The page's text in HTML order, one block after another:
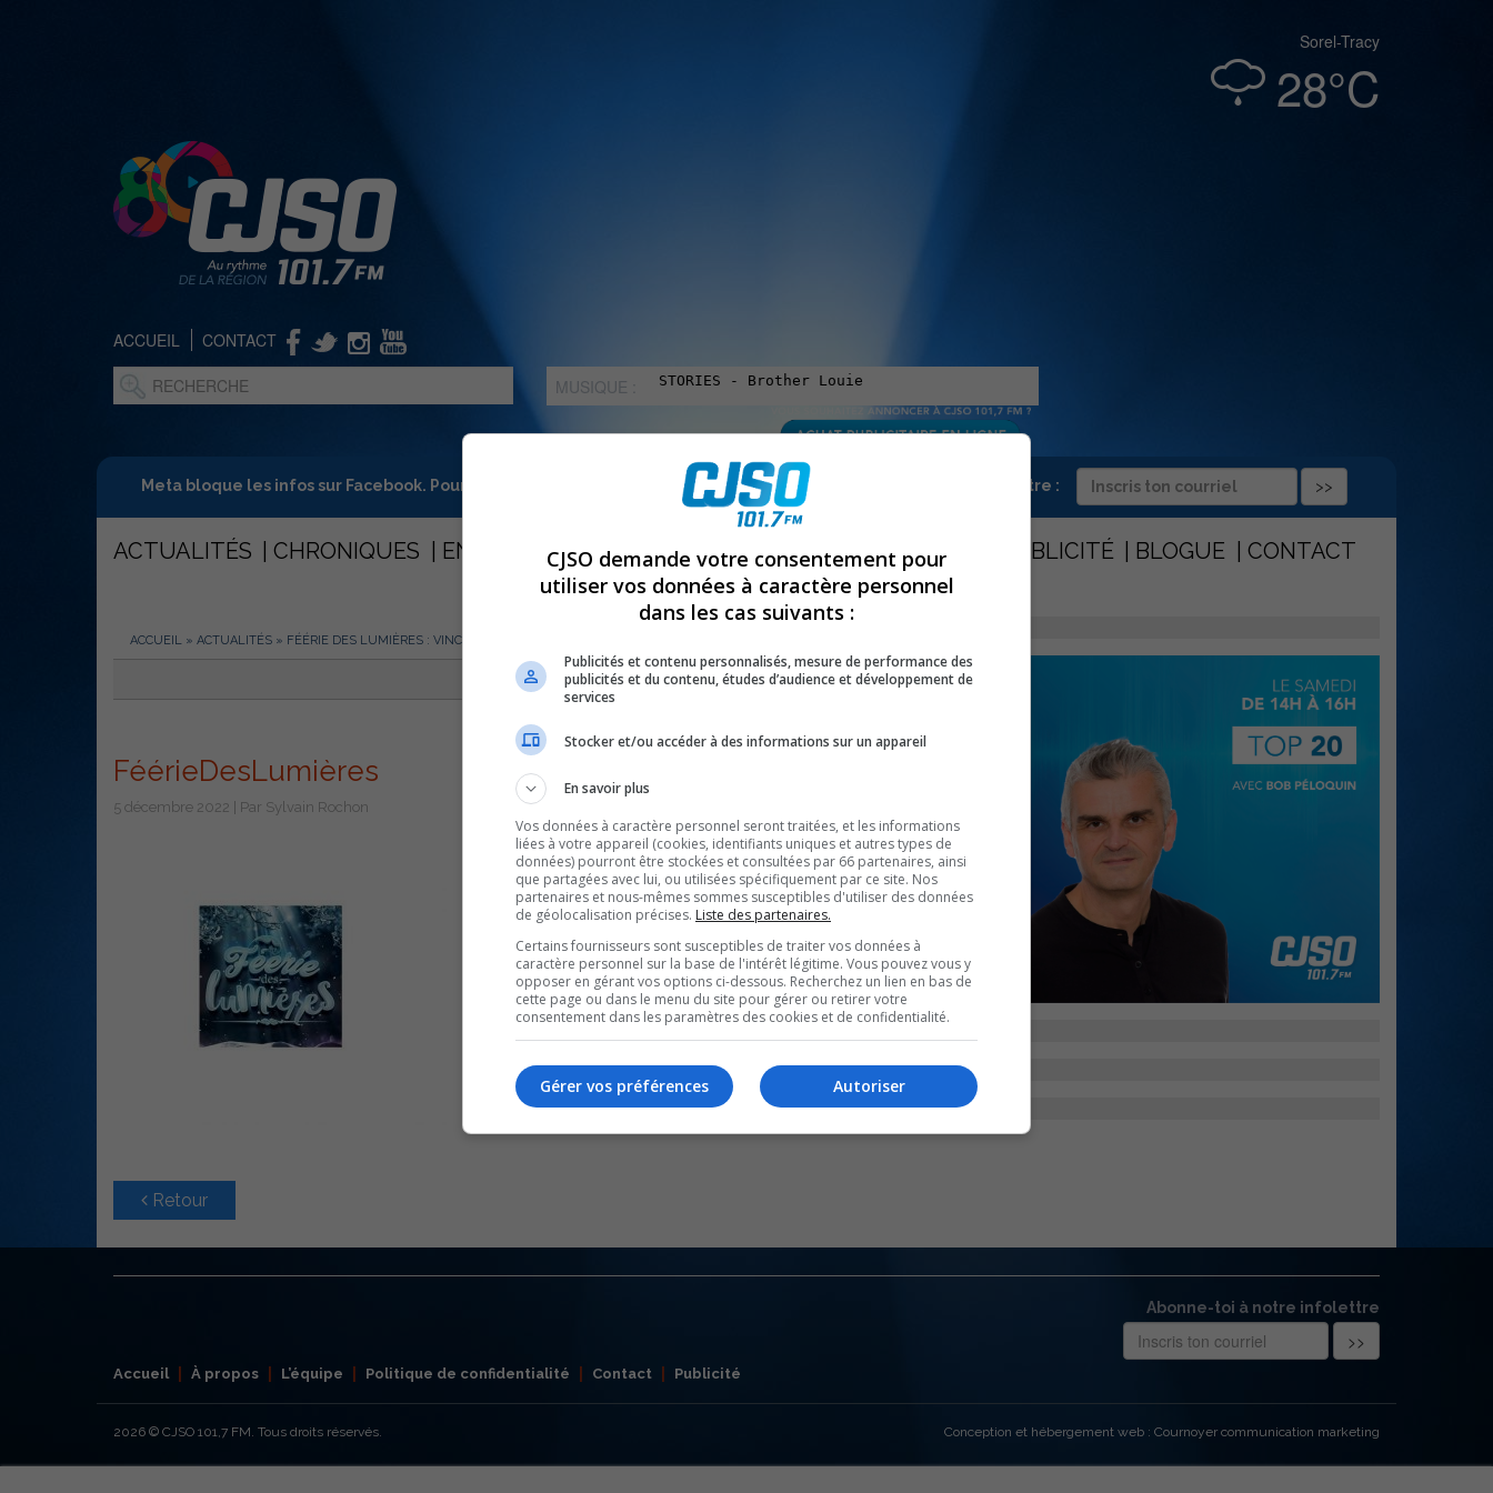
Sorel-Tracy
28°C
ACCUEIL CONTACT
MUSIQUE :
Meta bloque les infos sur Facebook. Pour ne rien manquer à Sorel-Tracy et la région, abonne-toi à notre infolettre :
ACTUALITÉS CHRONIQUES ENTREVUES OPINION ÉMISSIONS CONCOURS PUBLICITÉ BLOGUE CONTACT
ACCUEIL » ACTUALITÉS » FÉÉRIE DES LUMIÈRES : VINCENT DEGUISE RAVI DE LA 9E ÉDITION
PARTAGEZ
FéérieDesLumières
5 décembre 2022 | Par Sylvain Rochon
Retour
Abonne-toi à notre infolettre
Accueil À propos L’équipe Politique de confidentialité Contact Publicité
2026 © CJSO 101,7 FM. Tous droits réservés. Conception et hébergement web : Cournoyer communication marketing
CJSO demande votre consentement pour
utiliser vos données à caractère personnel
dans les cas suivants :
Publicités et contenu personnalisés, mesure de performance des
publicités et du contenu, études d’audience et développement de
services
Stocker et/ou accéder à des informations sur un appareil
En savoir plus
Vos données à caractère personnel seront traitées, et les informations
liées à votre appareil (cookies, identifiants uniques et autres types de
données) pourront être stockées et consultées par 66 partenaires, ainsi
que partagées avec lui, ou utilisées spécifiquement par ce site. Nos
partenaires et nous-mêmes sommes susceptibles d'utiliser des données
de géolocalisation précises. Liste des partenaires.
Certains fournisseurs sont susceptibles de traiter vos données à
caractère personnel sur la base de l'intérêt légitime. Vous pouvez vous y
opposer en gérant vos options ci-dessous. Recherchez un lien en bas de
cette page ou dans le menu du site pour gérer ou retirer votre
consentement dans les paramètres des cookies et de confidentialité.
Autoriser
Gérer vos préférences